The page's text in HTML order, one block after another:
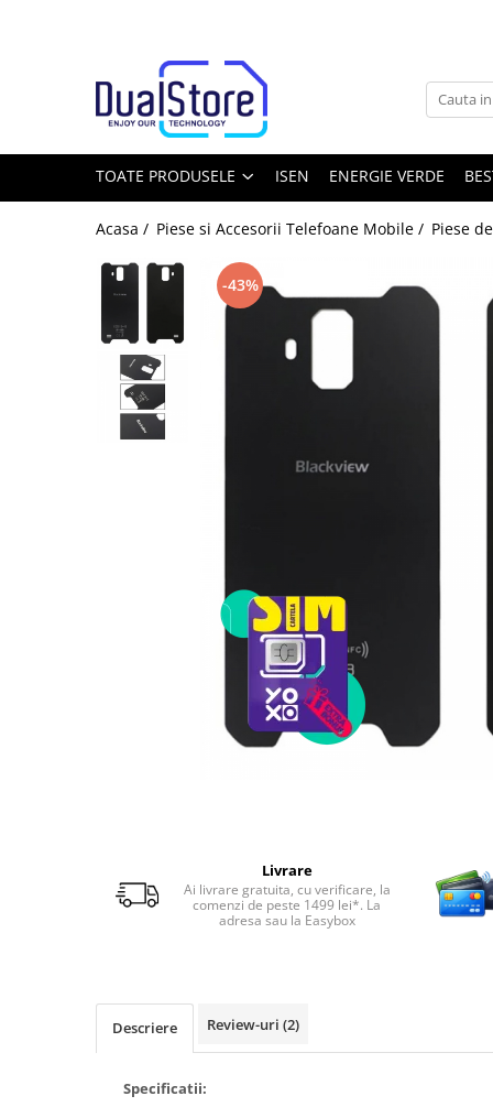
Producatori Telefoane Mobila
Telefoane mobile
Toate ( smart si clasice )
Telefoane Rezistente
Telefoane cu proiector video
Telefoane (Smartphone) 5G
Telefoane cu camera termica
Telefoane clasice
Piese si accesorii telefoane mobile
Telefoane mobile HUAWEI
Telefoane mobile iHunt
Telefoane mobile ZTE Nubia
Telefoane mobile ALTE BRANDURI
Tablete PC, mini PC si laptopuri
TOATE PRODUSELE ISEN ENERGIE VERDE
Acasa / Piese si Accesorii Telefoane Mobile / Piese
-43%
Livrare
Ai livrare gratuita, cu verificare, la
comenzi de peste 1499 lei*. La
adresa sau la Easybox
Descriere Review-uri (2)
Specificatii: